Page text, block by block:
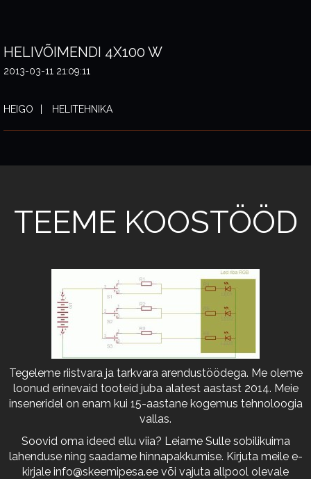
HELIVÕIMENDI 4X100 W
2013-03-11 21:09:11
HEIGO HELITEHNIKA
TEEME KOOSTÖÖD
Tegeleme riistvara ja tarkvara arendustöödega. Me oleme
loonud erinevaid tooteid juba alatest aastast 2014. Meie
inseneridel on enam kui 15-aastane kogemus tehnoloogia
vallas.
Soovid oma ideed ellu viia? Leiame Sulle sobilikuima
lahenduse ning saadame hinnapakkumise. Kirjuta meile e-
kirjale info@skeemipesa.ee või vajuta allpool olevale